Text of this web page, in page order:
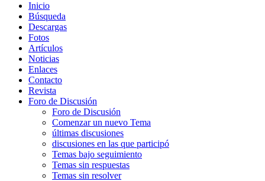
Inicio
Búsqueda
Descargas
Fotos
Artículos
Noticias
Enlaces
Contacto
Revista
Foro de Discusión
Foro de Discusión
Comenzar un nuevo Tema
últimas discusiones
discusiones en las que participó
Temas bajo seguimiento
Temas sin respuestas
Temas sin resolver